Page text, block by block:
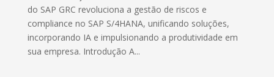
do SAP GRC revoluciona a gestão de riscos e
compliance no SAP S/4HANA, unificando soluções,
incorporando IA e impulsionando a produtividade em
sua empresa. Introdução A...